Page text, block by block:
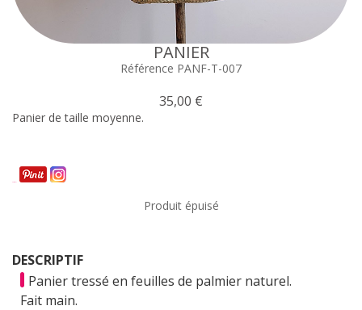
PANIER
Référence PANF-T-007
35,00 €
Panier de taille moyenne.
Produit épuisé
DESCRIPTIF
Panier tressé en feuilles de palmier naturel.
Fait main.